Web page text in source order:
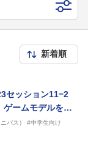
セッション11−2
ゲームモデルをど
バス）
#中学生向け